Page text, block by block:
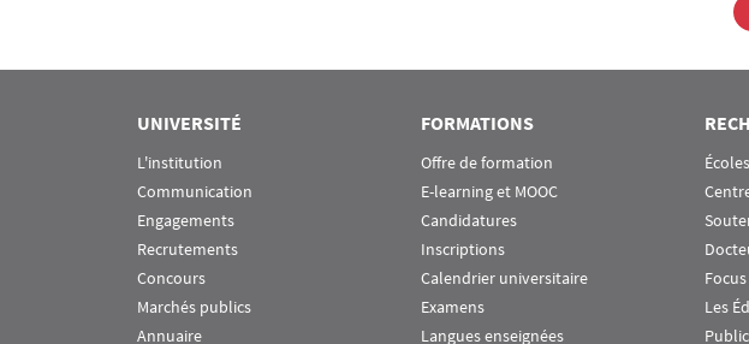
UNIVERSITÉ
L'institution
Communication
Engagements
Recrutements
Concours
Marchés publics
Annuaire
FORMATIONS
Offre de formation
E-learning et MOOC
Candidatures
Inscriptions
Calendrier universitaire
Examens
Langues enseignées
Focus
Les